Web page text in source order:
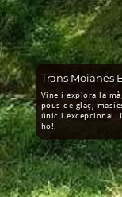
Trans Moianès
Vine i explora la
pous de glaç,
únic i excepcional.
ho!.